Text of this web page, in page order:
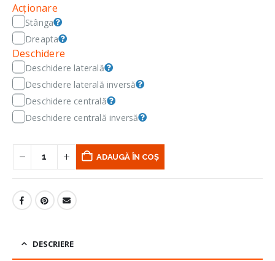
Acționare
Stânga
Dreapta
Deschidere
Deschidere laterală
Deschidere laterală inversă
Deschidere centrală
Deschidere centrală inversă
ADAUGĂ ÎN COȘ
DESCRIERE